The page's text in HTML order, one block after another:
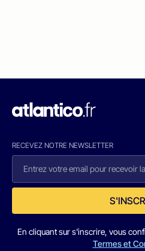
RECEVEZ NOTRE NEWSLETTER
En cliquant sur s'inscrire, vous
Termes et